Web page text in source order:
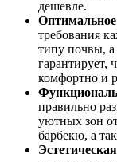
дешевле.
Оптимальное
требования
типу почвы,
гарантирует,
комфортно и
правильно
уютных зон
барбекю, а